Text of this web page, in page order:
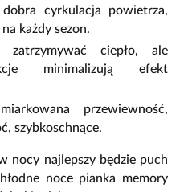
cyrkulacja powietrza,
każdy sezon.
ciepło, ale
minimalizują efekt
przewiewność,
szybkoschnące.
nocy najlepszy będzie puch
noce pianka memory